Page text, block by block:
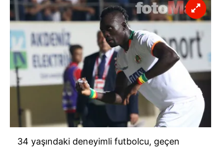
34 yaşındaki deneyimli futbolcu, geçen